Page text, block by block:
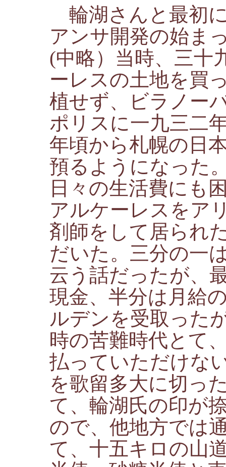
輪湖さんと最初
アンサ開発の始ま
(中略）当時、三十
ーレスの土地を買
植せず、ビラノー
ポリスに一九三二
年頃から札幌の日
預るようになった
日々の生活費にも
アルケーレスをア
剤師をして居られ
だいた。三分の一
云う話だったが、
現金、半分は月給
ルデンを受取った
時の苦難時代とて
払っていただけな
を歌留多大に切っ
て、輪湖氏の印が
ので、他地方では
て、十五キロの山